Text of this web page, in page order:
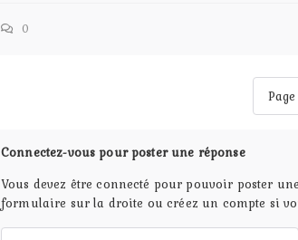
0
Page
Connectez-vous pour poster une réponse
Vous devez être connecté pour pouvoir poster
formulaire sur la droite ou créez un compte si